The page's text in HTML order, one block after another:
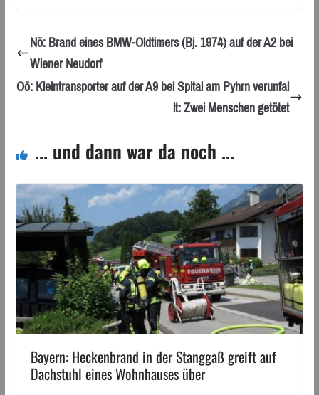
Nö: Brand eines BMW-Oldtimers (Bj. 1974) auf der A2 bei
Wiener Neudorf
Oö: Kleintransporter auf der A9 bei Spital am Pyhrn verunfal
lt: Zwei Menschen getötet
... und dann war da noch ...
Bayern: Heckenbrand in der Stanggaß greift auf
Dachstuhl eines Wohnhauses über